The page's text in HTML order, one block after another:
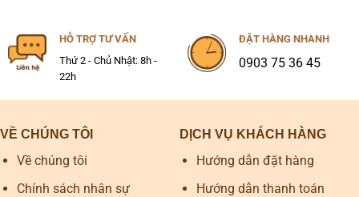
HỖ TRỢ TƯ VẤN
Thứ 2 - Chủ Nhật: 8h -
22h
ĐẶT HÀNG NHANH
0903 75 36 45
VỀ CHÚNG TÔI
Về chúng tôi
Chính sách nhân sự
DỊCH VỤ KHÁCH HÀNG
Hướng dẫn đặt hàng
Hướng dẫn thanh toán